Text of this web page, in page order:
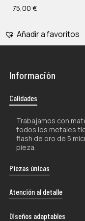
75,00 €
Añadir a favoritos
Información
Calidades
Trabajamos con
todos los metales
flash de oro de 5
pieza.
Piezas únicas
La naturaleza
únicos por lo que,
fotografías.
Atención al detalle
Cada uno de
Diseños adaptables